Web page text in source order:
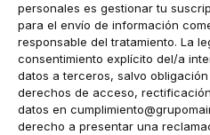
personales es gestionar tu
para el envío de información
responsable del tratamiento. La
consentimiento explícito del/a
datos a terceros, salvo
derechos de acceso,
datos en
derecho a presentar una